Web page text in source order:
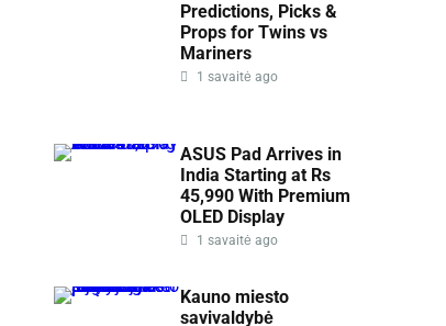
Predictions, Picks &
Props for Twins vs
Mariners
1 savaitė ago
ASUS Pad Arrives in
India Starting at Rs
45,990 With Premium
OLED Display
1 savaitė ago
Kauno miesto
savivaldybė